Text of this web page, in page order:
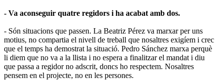
- Va aconseguir quatre regidors i ha acabat amb dos.
- Són situacions que passen. La Beatriz Pérez va marxar per uns
motius, no compartia el nivell de treball que nosaltres exigíem i crec
que el temps ha demostrat la situació. Pedro Sánchez marxa perquè
li diem que no va a la llista i no espera a finalitzar el mandat i diu
que passa a regidor no adscrit, doncs ho respectem. Nosaltres
pensem en el projecte, no en les persones.